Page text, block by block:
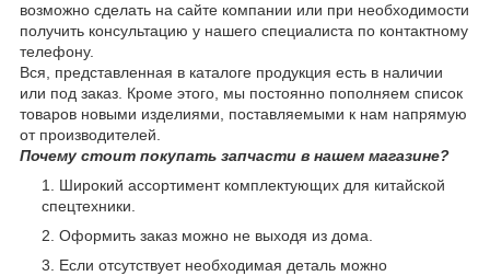
возможно сделать на сайте компании или при необходимости
получить консультацию у нашего специалиста по контактному
телефону.
Вся, представленная в каталоге продукция есть в наличии
или под заказ. Кроме этого, мы постоянно пополняем список
товаров новыми изделиями, поставляемыми к нам напрямую
от производителей.
Почему стоит покупать запчасти в нашем магазине?
Широкий ассортимент комплектующих для китайской
спецтехники.
Оформить заказ можно не выходя из дома.
Если отсутствует необходимая деталь можно